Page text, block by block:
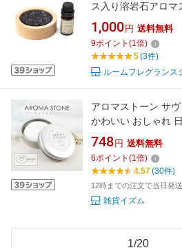
ス入り溶岩石アロマ
1,000 円 送料無料
9ポイント (1倍)
5(3件)
ルームフレグランス
アロマストーン サ
かわいい おしゃれ
アロマディフューザ
8mm シンプル アロ
レゼント 精油 受け
748 円 送料無料
6ポイント (1倍)
4.57(30件)
12時までの注文で当日発
雑貨イズム
1/20